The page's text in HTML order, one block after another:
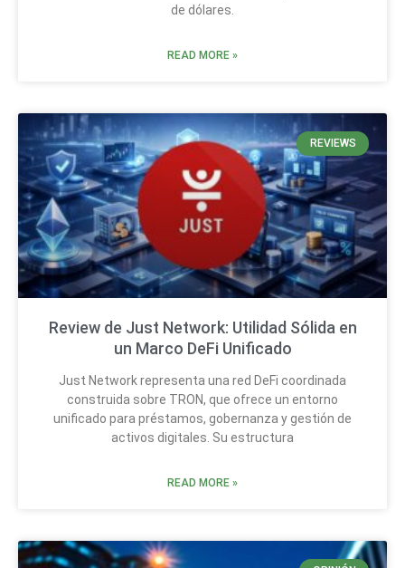
de dólares.
READ MORE »
REVIEWS
Review de Just Network: Utilidad Sólida en
un Marco DeFi Unificado
Just Network representa una red DeFi coordinada
construida sobre TRON, que ofrece un entorno
unificado para préstamos, gobernanza y gestión de
activos digitales. Su estructura
READ MORE »